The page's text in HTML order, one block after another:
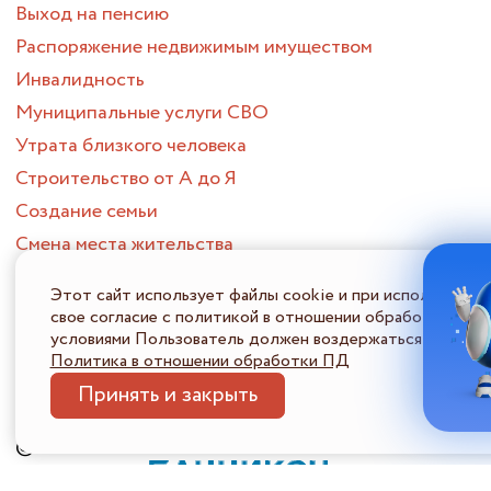
Выход на пенсию
Распоряжение недвижимым имуществом
Инвалидность
Муниципальные услуги СВО
Утрата близкого человека
Строительство от А до Я
Создание семьи
Смена места жительства
Потеря или поиск работы
Опека и попечительство
ПОРТАЛ МНОГОФУНКЦИОНАЛЬНЫХ ЦЕНТРОВ
ПРЕДОСТАВЛЕНИЯ ГОСУДАРСТВЕННЫХ И МУНИЦИПАЛЬНЫХ
УСЛУГ НИЖЕГОРОДСКОЙ ОБЛАСТИ
Политика в отношении обработки ПДн
© 2026
Этот сайт использует файлы cookie и при
свое согласие с политикой в отношении обработки
условиями Пользователь должен воздержаться от
Политика в отношении обработки ПД
Принять и закрыть